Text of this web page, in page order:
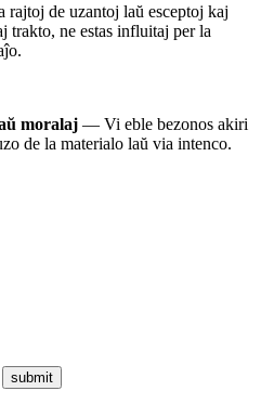
de uzantoj laŭ esceptoj kaj
trakto, ne estas influitaj per la
moralaj — Vi eble bezonos akiri
de la materialo laŭ via intenco.
submit